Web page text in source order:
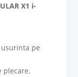
X1 i-
pe
plecare.